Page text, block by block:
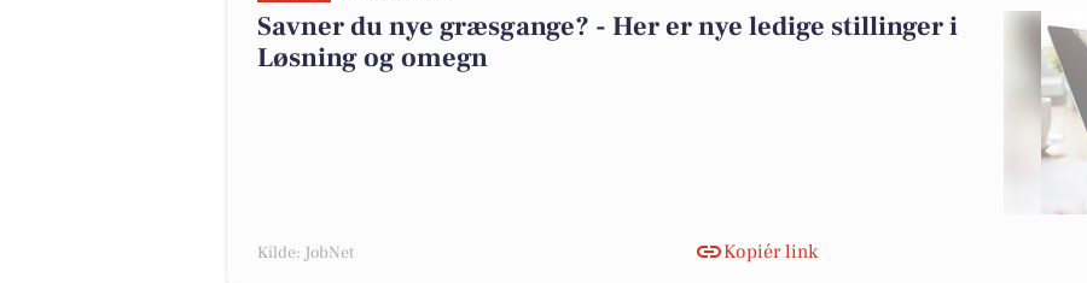
Savner du nye græsgange? - Her er nye ledige stillinger i
Løsning og omegn
Kilde: JobNet Kopiér link